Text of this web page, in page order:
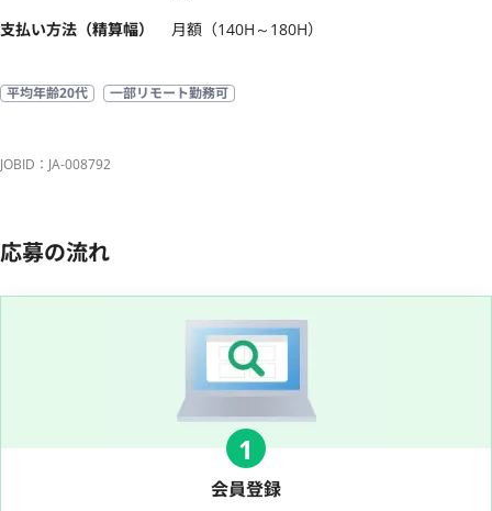
支払い方法（精算幅）
月額（140H～180H）
平均年齢20代 一部リモート勤務可
JOBID：JA-008792
応募の流れ
1
会員登録